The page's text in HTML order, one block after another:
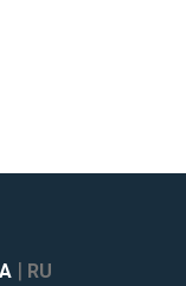
| RU